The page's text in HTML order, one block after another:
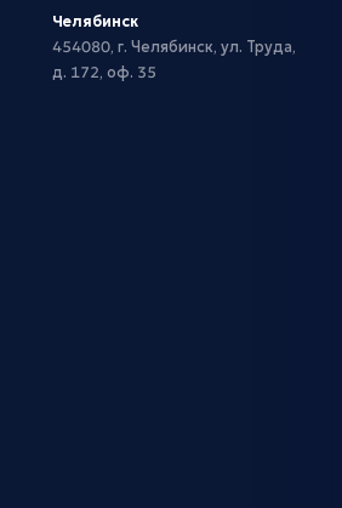
Челябинск
454080, г. Челябинск, ул. Труда,
д. 172, оф. 35